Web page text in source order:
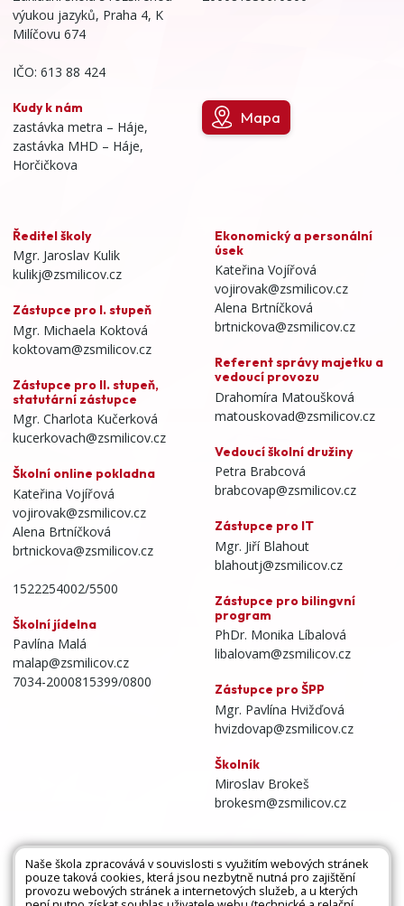
výukou jazyků, Praha 4, K
Milíčovu 674
IČO: 613 88 424
Kudy k nám
zastávka metra – Háje,
zastávka MHD – Háje,
Horčičkova
Mapa
Ředitel školy
Mgr. Jaroslav Kulik
kulikj@zsmilicov.cz
Zástupce pro I. stupeň
Mgr. Michaela Koktová
koktovam@zsmilicov.cz
Zástupce pro II. stupeň,
statutární zástupce
Mgr. Charlota Kučerková
kucerkovach@zsmilicov.cz
Školní online pokladna
Kateřina Vojířová
vojirovak@zsmilicov.cz
Alena Brtníčková
brtnickova@zsmilicov.cz
1522254002/5500
Školní jídelna
Pavlína Malá
malap@zsmilicov.cz
7034-2000815399/0800
Ekonomický a personální
úsek
Kateřina Vojířová
vojirovak@zsmilicov.cz
Alena Brtníčková
brtnickova@zsmilicov.cz
Referent správy majetku a
vedoucí provozu
Drahomíra Matoušková
matouskovad@zsmilicov.cz
Vedoucí školní družiny
Petra Brabcová
brabcovap@zsmilicov.cz
Zástupce pro IT
Mgr. Jiří Blahout
blahoutj@zsmilicov.cz
Zástupce pro bilingvní
program
PhDr. Monika Líbalová
libalovam@zsmilicov.cz
Zástupce pro ŠPP
Mgr. Pavlína Hvižďová
hvizdovap@zsmilicov.cz
Školník
Miroslav Brokeš
brokesm@zsmilicov.cz
Všechna práva vyhrazena. Copyright © 2026 |
Naše škola zpracovává v souvislosti s využitím webových stránek
pouze taková cookies, která jsou nezbytně nutná pro zajištění
provozu webových stránek a internetových služeb, a u kterých